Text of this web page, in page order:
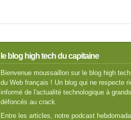
le blog high tech du capitaine
Bienvenue moussaillon sur le blog high
du Web français ! Un blog qui ne respecte
informé de l'actualité technologique à
défoncés au crack.
Entre les articles, notre podcast